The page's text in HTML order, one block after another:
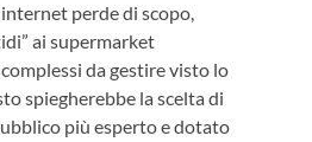
perde di scopo,
ai supermarket
da gestire visto lo
spiegherebbe la scelta di
più esperto e dotato